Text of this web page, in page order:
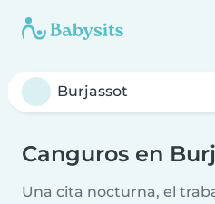
Canguros en
Una cita nocturna, el